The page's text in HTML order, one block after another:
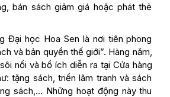
bán sách giảm giá hoặc phát thẻ
Đại học Hoa Sen là nơi tiên phong
và bản quyền thế giới”. Hàng năm,
nổi và bổ ích diễn ra tại Cửa hàng
tặng sách, triển lãm tranh và sách
sách,… Những hoạt động này thu